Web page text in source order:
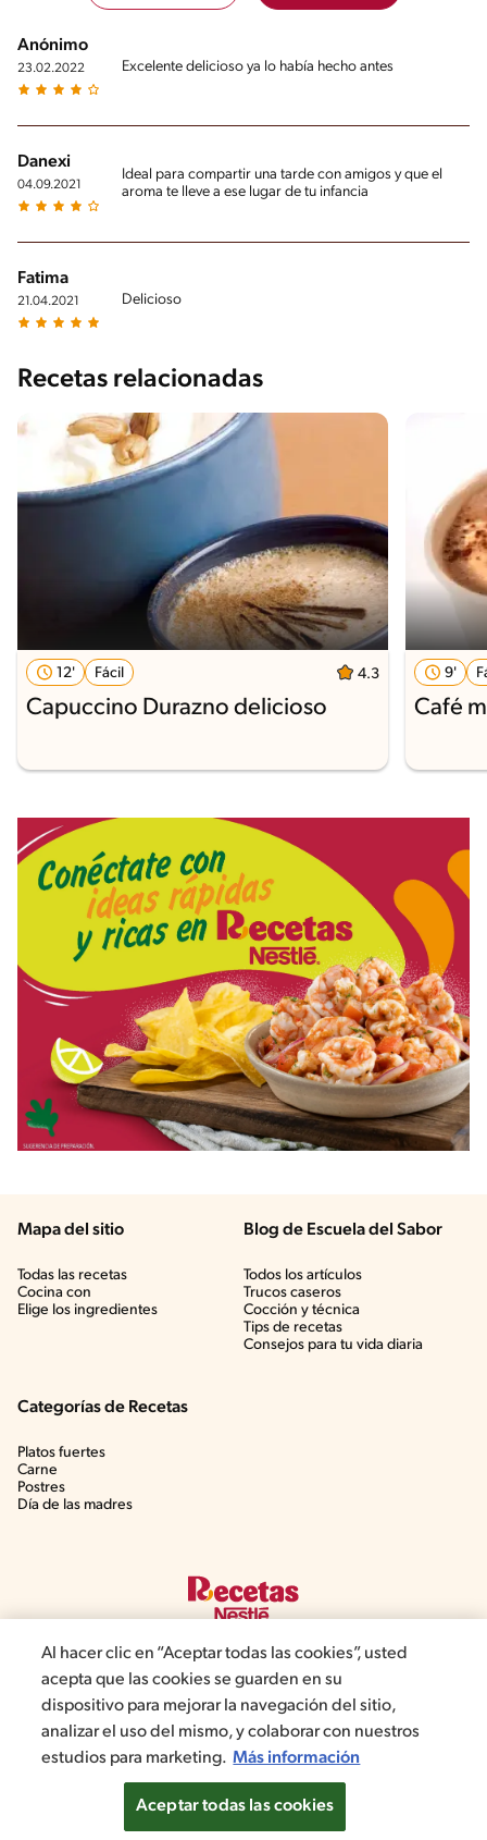
Anónimo
23.02.2022 Excelente delicioso ya lo había hecho antes
Danexi
04.09.2021
Ideal para compartir una tarde con amigos y que el
aroma te lleve a ese lugar de tu infancia
Fatima
21.04.2021 Delicioso
Recetas relacionadas
12' Fácil 4.3
Capuccino Durazno delicioso
9'
Café
Mapa del sitio
Todas las recetas
Cocina con
Elige los ingredientes
Blog de Escuela del Sabor
Todos los artículos
Trucos caseros
Cocción y técnica
Tips de recetas
Consejos para tu vida diaria
Categorías de Recetas
Platos fuertes
Carne
Postres
Día de las madres
©2022, Nestlé. Marcas registradas por Societé dels Produits Nestlé,
S.A. Vevey (Suiza)
Política de Privacidad
Términos y condiciones
Configuración de cookies
Al hacer clic en “Aceptar todas las cookies”, usted
acepta que las cookies se guarden en su
dispositivo para mejorar la navegación del sitio,
analizar el uso del mismo, y colaborar con nuestros
estudios para marketing. Más información
Aceptar todas las cookies